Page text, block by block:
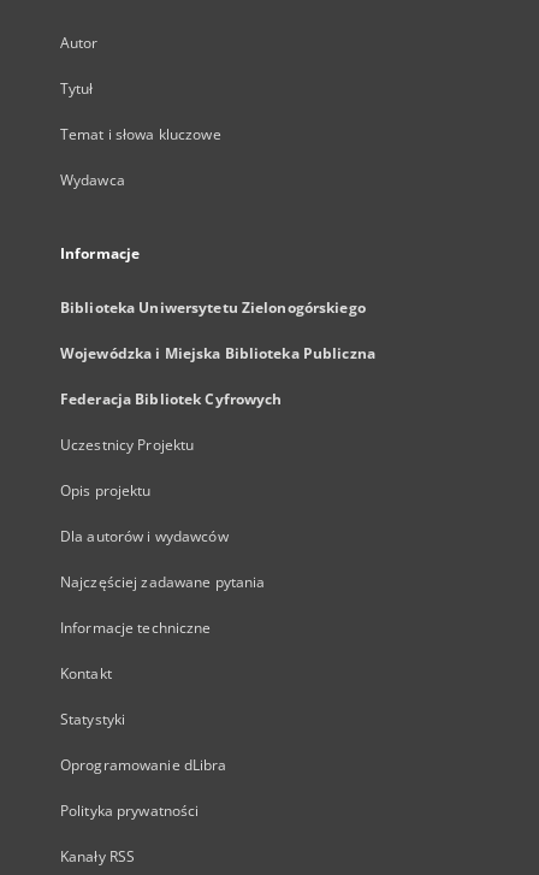
Autor
Tytuł
Temat i słowa kluczowe
Wydawca
Informacje
Biblioteka Uniwersytetu Zielonogórskiego
Wojewódzka i Miejska Biblioteka Publiczna
Federacja Bibliotek Cyfrowych
Uczestnicy Projektu
Opis projektu
Dla autorów i wydawców
Najczęściej zadawane pytania
Informacje techniczne
Kontakt
Statystyki
Oprogramowanie dLibra
Polityka prywatności
Kanały RSS